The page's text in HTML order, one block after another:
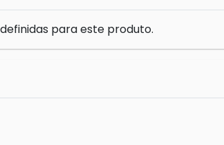
para este produto.